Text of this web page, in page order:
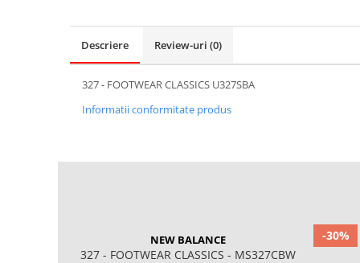
Descriere Review-uri (0)
327 - FOOTWEAR CLASSICS U327SBA
Informatii conformitate produs
NEW BALANCE
327 - FOOTWEAR CLASSICS - MS327CBW
-30%